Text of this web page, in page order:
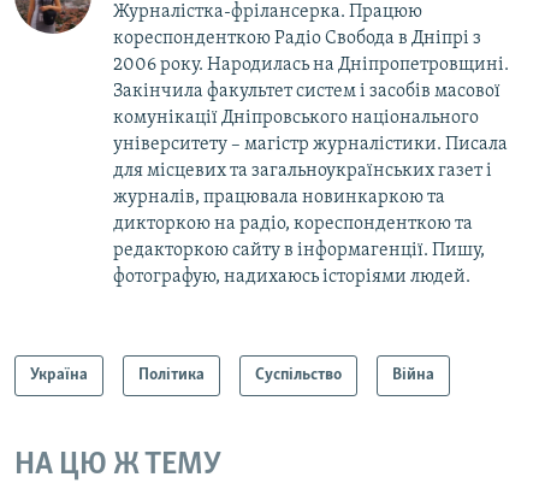
Журналістка-фрілансерка. Працюю
кореспонденткою Радіо Свобода в Дніпрі з
2006 року. Народилась на Дніпропетровщині.
Закінчила факультет систем і засобів масової
комунікації Дніпровського національного
університету – магістр журналістики. Писала
для місцевих та загальноукраїнських газет і
журналів, працювала новинкаркою та
дикторкою на радіо, кореспонденткою та
редакторкою сайту в інформагенції. Пишу,
фотографую, надихаюсь історіями людей.
Україна Політика Суспільство Війна
НА ЦЮ Ж ТЕМУ